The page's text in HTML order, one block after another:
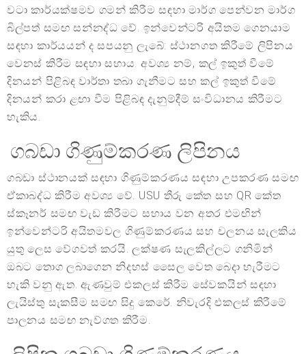
වටා කාර්යක්ෂමව ගමන් කිරීම සඳහා මාර්ග පෙන්වන මාර්ග
බිල්පත් සමඟ සන්නද්ධ වේ. ඉන්වෙන්ටරි අයිතම ගෙනයාම
සඳහා කාර්යයන් ද සපයනු ලැබේ: ස්ථානගත කිරීමේ ලිපිනය
වෙනස් කිරීම සඳහා සහාය. අවශ්‍ය නම්, කල් ඉකුත් වීමේ
දිනයන් පිළිබඳ වාර්තා තබා ගැනීමට සහ කල් ඉකුත් වීමේ
දිනයන් කරා ළඟා වීම පිළිබඳ දැනුම්දීම් සංවිධානය කිරීමට
හැකිය.
ගබඩා ගිණුම්කරණ ලිපිනය
ගබඩා ස්ථානයක් සඳහා ගිණුම්කරණය සඳහා උපකරණ සමඟ
ඒකාබද්ධ කිරීම අවශ්‍ය වේ. USU තීරු කේත සහ QR කේත
ස්කෑනර් සමඟ වැඩ කිරීමට සහාය වන අතර එමඟින්
ඉන්වෙන්ටරි අයිතමවල ගිණුම්කරණය සහ චලනය සැලකිය
යුතු ලෙස වේගවත් කරයි. ලක්ෂණ සැලකිල්ලට ගනිමින්
ඔබට තොග ලබාගෙන නිදහස් සෛල වෙත බෙදා හැරීමට
හැකි වනු ඇත. ඇණවුම් එකලස් කිරීම සේවකයින් සඳහා
ලැයිස්තු සැකසීම සමඟ සිදු කෙරේ. නිවැරදි එකලස් කිරීමේ
පාලනය සමඟ නැව්ගත කිරීම.